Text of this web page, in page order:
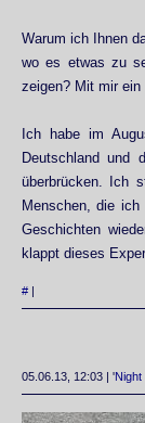
Warum ich Ihnen
wo es etwas zu
zeigen? Mit mir
Ich habe im
Deutschland und
überbrücken. Ich
Menschen, die
Geschichten
klappt dieses
#|
05.06.13, 12:03 | 'Night